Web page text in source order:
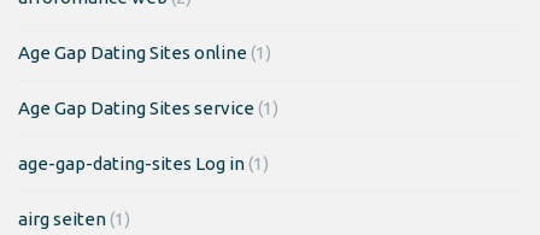
Age Gap Dating Sites online(1)
Age Gap Dating Sites service(1)
age-gap-dating-sites Log in(1)
airg seiten(1)